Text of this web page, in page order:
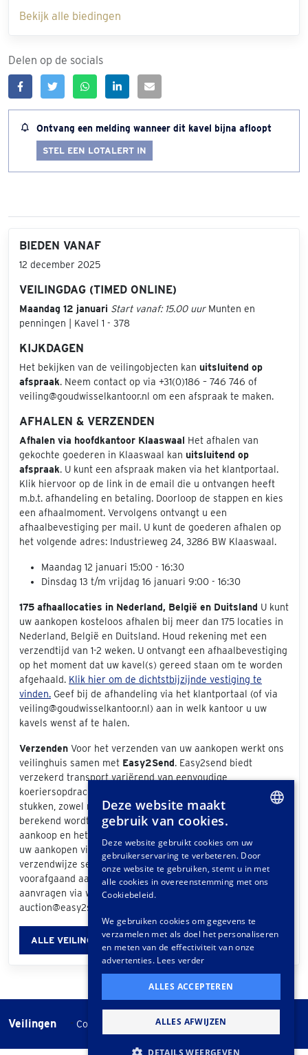
Bekijk alle biedingen
Delen op de socials
Ontvang een melding wanneer dit kavel bijna afloopt
STEL EEN LOTALERT IN
BIEDEN VANAF
12 december 2025
VEILINGDAG (TIMED ONLINE)
Maandag 12 januari Start vanaf: 15.00 uurMunten en
penningen | Kavel 1 - 378
KIJKDAGEN
Het bekijken van de veilingobjecten kan uitsluitend op
afspraak. Neem contact op via +31(0)186 – 746 746 of
veiling@goudwisselkantoor.nl om een afspraak te maken.
AFHALEN & VERZENDEN
Afhalen via hoofdkantoor Klaaswaal Het afhalen van
gekochte goederen in Klaaswaal kan uitsluitend op
afspraak. U kunt een afspraak maken via het klantportaal.
Klik hiervoor op de link in de email die u ontvangen heeft
m.b.t. afhandeling en betaling. Doorloop de stappen en kies
een afhaalmoment. Vervolgens ontvangt u een
afhaalbevestiging per mail. U kunt de goederen afhalen op
het volgende adres: Industrieweg 24, 3286 BW Klaaswaal.
Maandag 12 januari 15:00 - 16:30
Dinsdag 13 t/m vrijdag 16 januari 9:00 - 16:30
175 afhaallocaties in Nederland, België en Duitsland U kunt
uw aankopen kosteloos afhalen bij meer dan 175 locaties in
Nederland, België en Duitsland. Houd rekening met een
verzendtijd van 1-2 weken. U ontvangt een afhaalbevestiging
op het moment dat uw kavel(s) gereed staan om te worden
afgehaald. Klik hier om de dichtstbijzijnde vestiging te
vinden. Geef bij de afhandeling via het klantportaal (of via
veiling@goudwisselkantoor.nl) aan in welk kantoor u uw
kavels wenst af te halen.
Verzenden Voor het verzenden van uw aankopen werkt ons
veilinghuis samen met Easy2Send. Easy2send biedt
verzekerd transport variërend van eenvoudige
koeriersopdrachten tot het vervoeren van exclusieve
stukken, zowel nationaal als internationaal. De prijs die
berekend wordt is afhankelijk van de grootte van uw
aankoop en het bezorgadres. Als u bij de afhandeling van
uw aankopen via het klantportaal "Easy2Send" als
verzendwijze selecteert, ontvangt u een offerte. Ook
voorafgaand aan de veiling kunt u vrijblijvend een offerte
aanvragen via www.easy2send.nl/veilingen |
auction@easy2send.nl | Telefoon: (+31) 88 330 0999.
ALLE VEILINGINFORMATIE
Veilingen - Cookie instellingen Veilingvoorwaarden
GERMAN
FRENCH
Deze website maakt
gebruik van cookies.
Deze website gebruikt cookies om uw
gebruikerservaring te verbeteren. Door
onze website te gebruiken, stemt u in met
alle cookies in overeenstemming met ons
Cookiebeleid.
We gebruiken cookies om gegevens te
verzamelen met als doel het personaliseren
en meten van de effectiviteit van onze
advertenties. Lees verder
ALLES ACCEPTEREN
ALLES AFWIJZEN
DETAILS WEERGEVEN